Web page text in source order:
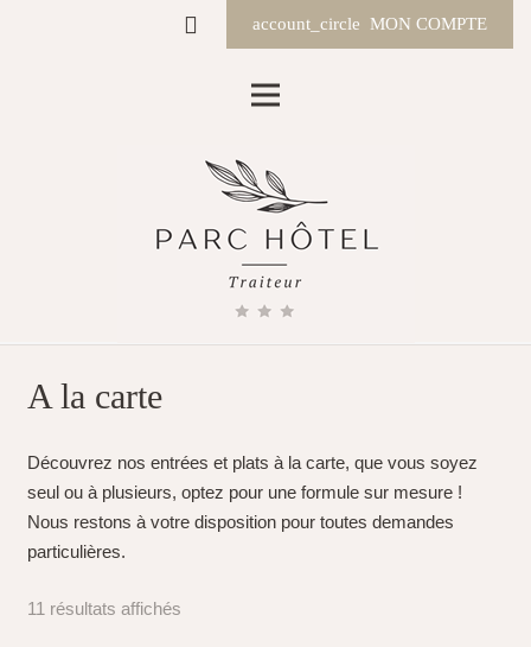
account_circle MON COMPTE
A la carte
Découvrez nos entrées et plats à la carte, que vous soyez
seul ou à plusieurs, optez pour une formule sur mesure !
Nous restons à votre disposition pour toutes demandes
particulières.
11 résultats affichésTrié